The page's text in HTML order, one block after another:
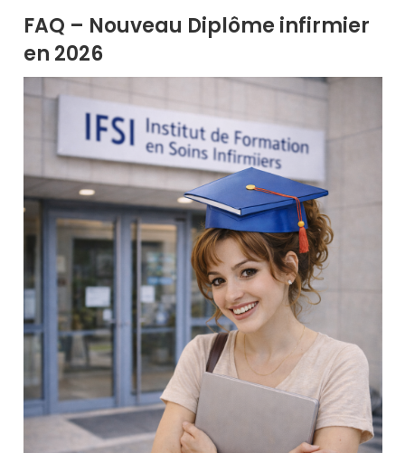
FAQ – Nouveau Diplôme infirmier
en 2026